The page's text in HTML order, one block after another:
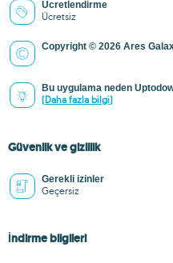
Ücretlendirme
Ücretsiz
Copyright © 2026 Ares
Bu uygulama neden
(Daha fazla bilgi)
Güvenlik ve gizlilik
Gerekli izinler
Geçersiz
İndirme bilgileri